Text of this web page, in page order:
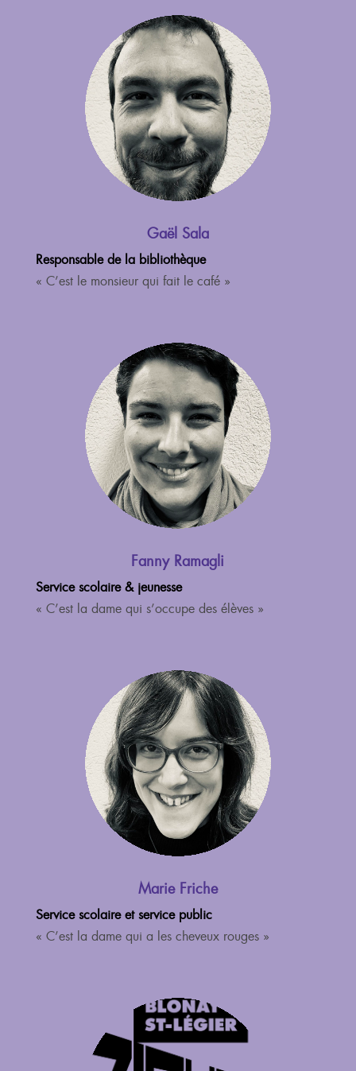
Gaël Sala
Responsable de la bibliothèque
« C’est le monsieur qui fait le café »
Fanny Ramagli
Service scolaire & jeunesse
« C’est la dame qui s’occupe des élèves »
Marie Friche
Service scolaire et service public
« C’est la dame qui a les cheveux rouges »